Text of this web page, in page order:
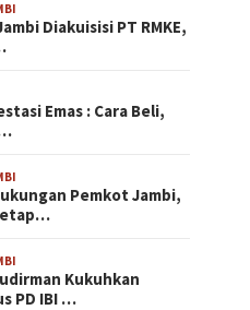
Diakuisisi PT RMKE,
Emas : Cara Beli,
Pemkot Jambi,
Kukuhkan
PD IBI …